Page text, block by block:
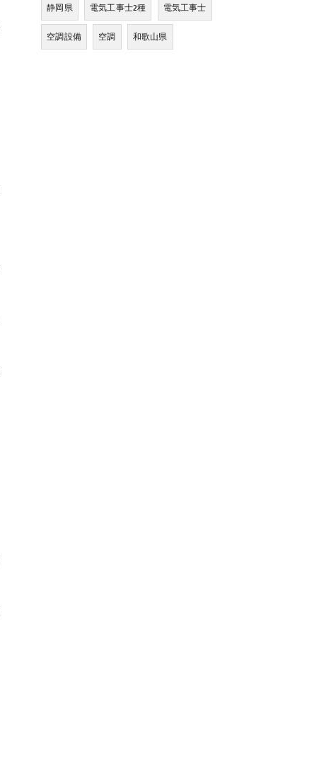
静岡県 電気工事士2種 電気工事士
空調設備 空調 和歌山県